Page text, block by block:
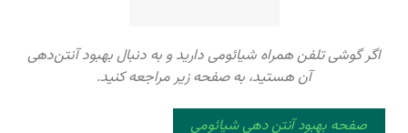
اگر گوشی تلفن همراه شیائومی دارید و به دنبال بهبود آنتن‌دهی
آن هستید، به صفحه زیر مراجعه کنید.
صفحه بهبود آنتن دهی شیائومی